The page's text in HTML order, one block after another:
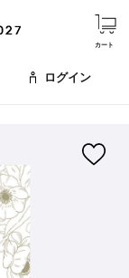
カート
ログイン